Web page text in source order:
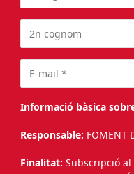
Informació bàsica
Responsable: FOMENT
Finalitat: Subscripció